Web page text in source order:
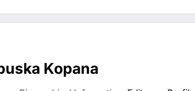
Kopana